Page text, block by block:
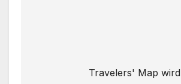
Travelers' Map wird